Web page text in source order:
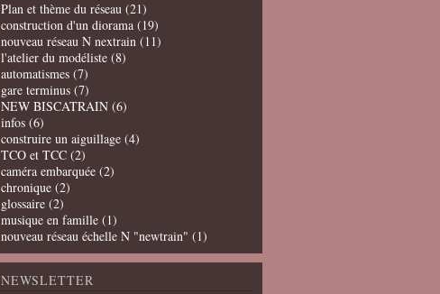
Plan et thème du réseau (21)
construction d'un diorama (19)
nouveau réseau N nextrain (11)
l'atelier du modéliste (8)
automatismes (7)
gare terminus (7)
NEW BISCATRAIN (6)
infos (6)
construire un aiguillage (4)
TCO et TCC (2)
caméra embarquée (2)
chronique (2)
glossaire (2)
musique en famille (1)
nouveau réseau échelle N "newtrain" (1)
NEWSLETTER